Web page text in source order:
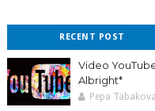
RECENT POST
Video
Albright*
Pepa Tabakova